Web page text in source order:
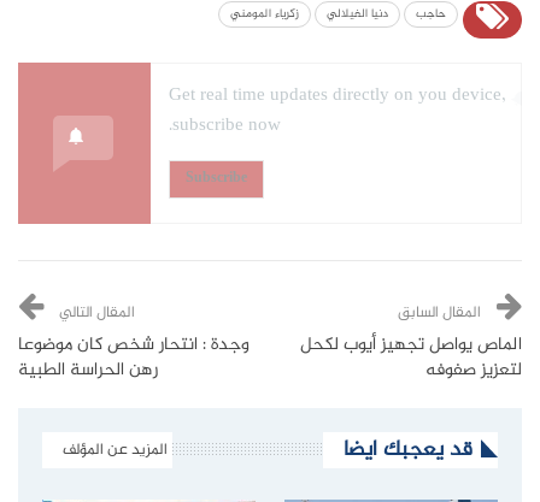
حاجب دنيا الفيلالي زكرياء المومني
Get real time updates directly on you device,
subscribe now.
Subscribe
المقال السابق
الماص يواصل تجهيز أيوب لكحل
لتعزيز صفوفه‎
المقال التالي
وجدة : انتحار شخص كان موضوعا
رهن الحراسة الطبية
قد يعجبك ايضا المزيد عن المؤلف